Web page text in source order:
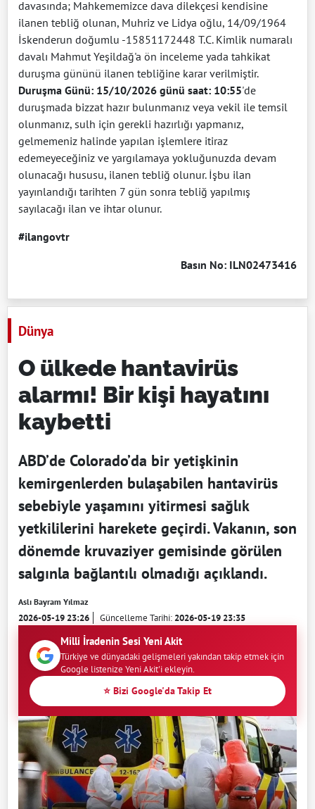
davasında; Mahkememizce dava dilekçesi kendisine
ilanen tebliğ olunan, Muhriz ve Lidya oğlu, 14/09/1964
İskenderun doğumlu -15851172448 T.C. Kimlik numaralı
davalı Mahmut Yeşildağ'a ön inceleme yada tahkikat
duruşma gününü ilanen tebliğine karar verilmiştir.
Duruşma Günü: 15/10/2026 günü saat: 10:55'de
duruşmada bizzat hazır bulunmanız veya vekil ile temsil
olunmanız, sulh için gerekli hazırlığı yapmanız,
gelmemeniz halinde yapılan işlemlere itiraz
edemeyeceğiniz ve yargılamaya yokluğunuzda devam
olunacağı hususu, ilanen tebliğ olunur. İşbu ilan
yayınlandığı tarihten 7 gün sonra tebliğ yapılmış
sayılacağı ilan ve ihtar olunur.
#ilangovtr
Basın No: ILN02473416
Dünya
O ülkede hantavirüs
alarmı! Bir kişi hayatını
kaybetti
ABD’de Colorado’da bir yetişkinin
kemirgenlerden bulaşabilen hantavirüs
sebebiyle yaşamını yitirmesi sağlık
yetkililerini harekete geçirdi. Vakanın, son
dönemde kruvaziyer gemisinde görülen
salgınla bağlantılı olmadığı açıklandı.
Aslı Bayram Yılmaz
2026-05-19 23:26 Güncelleme Tarihi:2026-05-19 23:35
Milli İradenin Sesi Yeni Akit
Türkiye ve dünyadaki gelişmeleri yakından takip etmek için
Google listenize Yeni Akit'i ekleyin.
⭐ Bizi Google'da Takip Et